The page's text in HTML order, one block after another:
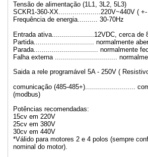
Tensão de alimentação (1L1, 3L2, 5L3)
SCKR1-360-XX.....................220V~440V (
Frequência de energia.......... 30-70Hz
Entrada ativa.....................12VDC, cerca de
Partida.............................. normalmente
Parada................................ normalmente
Falha externa ...............................
Saida a rele programável 5A - 250V (
comunicação (485-485+).........................
(modbus)
Potências recomendadas:
15cv em 220V
25cv em 380V
30cv em 440V
*Válido para motores 2 e 4 polos (sempre
nominal do motor).